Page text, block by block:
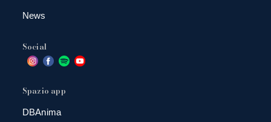
News
Social
Spazio app
DBAnima